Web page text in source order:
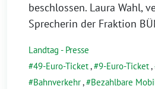
beschlossen. Laura Wahl,
Sprecherin der Fraktion
Landtag - Presse
49-Euro-Ticket, 9-Euro-Ticket,
Bahnverkehr, Bezahlbare